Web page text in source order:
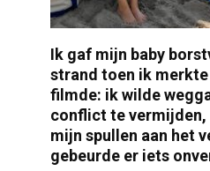
Ik gaf mijn baby
strand toen ik
filmde: ik wilde
conflict te
mijn spullen aan het
gebeurde er iets